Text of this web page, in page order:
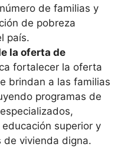
de familias y
de pobreza
país.
la oferta de
fortalecer la oferta
brindan a las familias
programas de
superior y
de vivienda digna.